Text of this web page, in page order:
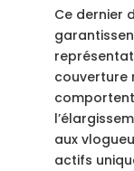
Ce dernier
couverture
aux
actifs